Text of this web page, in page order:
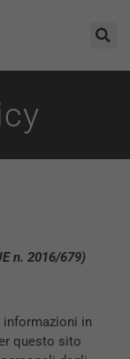
n. 2016/679)
informazioni in
questo sito